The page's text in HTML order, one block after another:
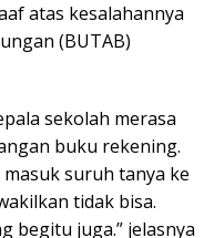
atas kesalahannya
(BUTAB)
sekolah merasa
buku rekening.
suruh tanya ke
tidak bisa.
begitu juga.” jelasnya